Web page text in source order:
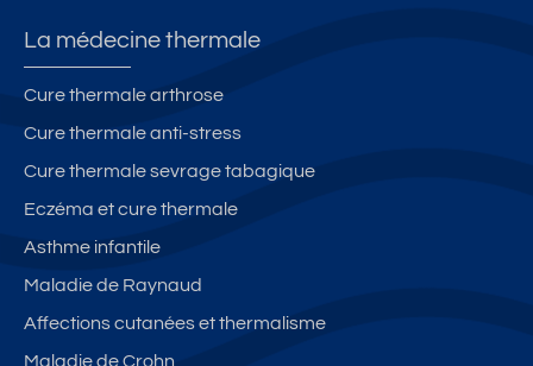
La médecine thermale
Cure thermale arthrose
Cure thermale anti-stress
Cure thermale sevrage tabagique
Eczéma et cure thermale
Asthme infantile
Maladie de Raynaud
Affections cutanées et thermalisme
Maladie de Crohn